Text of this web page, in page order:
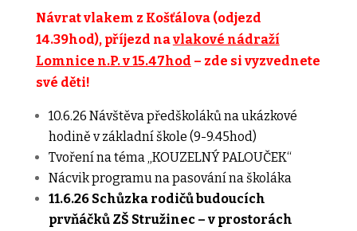
Návrat vlakem z Košťálova (odjezd
14.39hod), příjezd navlakové nádraží
Lomnice n.P. v 15.47hod – zde si vyzvednete
své děti!
10.6.26 Návštěva předškoláků na ukázkové
hodině v základní škole (9-9.45hod)
Tvoření na téma „KOUZELNÝ PALOUČEK“
Nácvik programu na pasování na školáka
11.6.26 Schůzka rodičů budoucích
prvňáčků ZŠ Stružinec – v prostorách